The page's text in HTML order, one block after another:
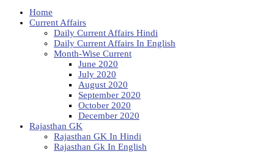
Home
Current Affairs
Daily Current Affairs Hindi
Daily Current Affairs In English
Month-Wise Current
June 2020
July 2020
August 2020
September 2020
October 2020
December 2020
Rajasthan GK
Rajasthan GK In Hindi
Rajasthan Gk In English